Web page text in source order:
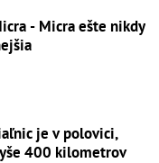
- Micra ešte nikdy
je v polovici,
400 kilometrov